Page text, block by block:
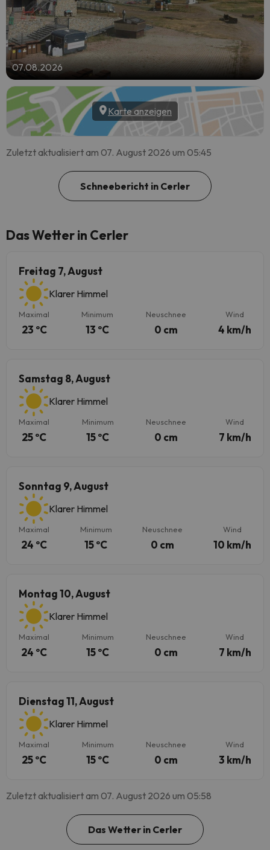
07.08.2026
Karte anzeigen
Zuletzt aktualisiert am 07. August 2026 um 05:45
Schneebericht in Cerler
Das Wetter in Cerler
Freitag 7, August
Klarer Himmel
Maximal
23 ºC
Minimum
13 ºC
Neuschnee
0 cm
Wind
4 km/h
Samstag 8, August
Klarer Himmel
Maximal
25 ºC
Minimum
15 ºC
Neuschnee
0 cm
Wind
7 km/h
Sonntag 9, August
Klarer Himmel
Maximal
24 ºC
Minimum
15 ºC
Neuschnee
0 cm
Wind
10 km/h
Montag 10, August
Klarer Himmel
Maximal
24 ºC
Minimum
15 ºC
Neuschnee
0 cm
Wind
7 km/h
Dienstag 11, August
Klarer Himmel
Maximal
25 ºC
Minimum
15 ºC
Neuschnee
0 cm
Wind
3 km/h
Zuletzt aktualisiert am 07. August 2026 um 05:58
Das Wetter in Cerler